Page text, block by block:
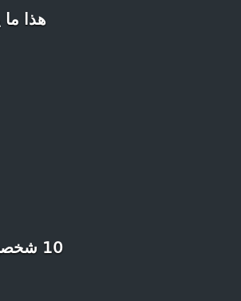
هذا
10 شخصيات عالمية زارت المغرب في الزمن الغابر